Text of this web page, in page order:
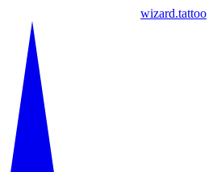
wizard.tattoo